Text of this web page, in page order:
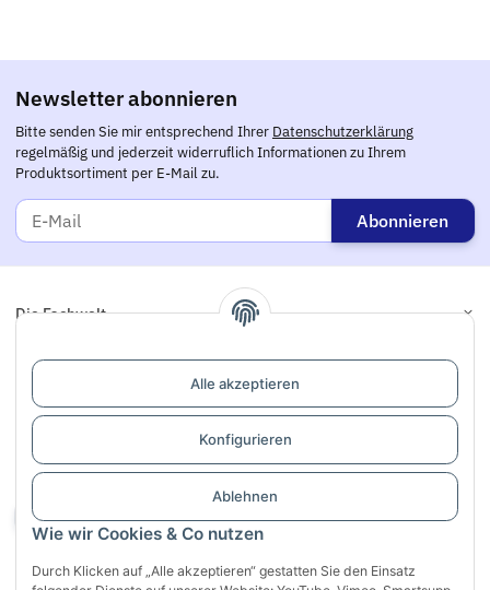
Wie wir Cookies & Co nutzen
Durch Klicken auf „Alle akzeptieren“ gestatten Sie den Einsatz
Alle akzeptieren
Konfigurieren
Ablehnen
Newsletter abonnieren
Bitte senden Sie mir entsprechend Ihrer Datenschutzerklärung
regelmäßig und jederzeit widerruflich Informationen zu Ihrem
Produktsortiment per E-Mail zu.
Abonnieren
Die Fachwelt
Informationen
Links
Support / Dialogaufnahme
Vertrag widerrufen